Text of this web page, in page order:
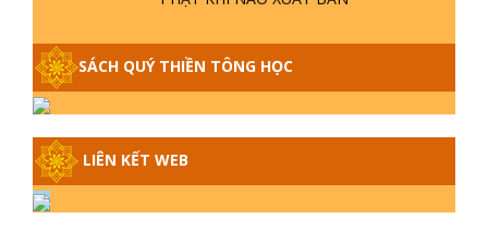
GIẢI ĐÁP THIỀN TÔNG ĐẶC BIỆT -
P14 - NGUỒN GỐC ÂM LỊCH DƯƠNG
LỊCH - TẦNG BÌNH LƯU LỚN ĐẾN
ĐÂU
GIẢI ĐÁP THIỀN TÔNG ĐẶC BIỆT -
GIẢ | TTTD
SÁCH QUÝ THIỀN TÔNG HỌC
LIÊN KẾT WEB